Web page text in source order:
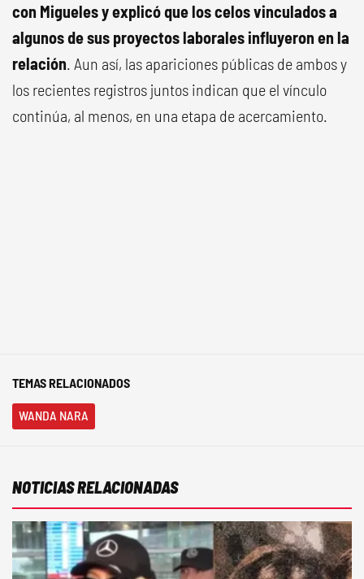
con Migueles y explicó que los celos vinculados a
algunos de sus proyectos laborales influyeron en la
relación. Aun así, las apariciones públicas de ambos y
los recientes registros juntos indican que el vínculo
continúa, al menos, en una etapa de acercamiento.
TEMAS RELACIONADOS
WANDA NARA
NOTICIAS RELACIONADAS